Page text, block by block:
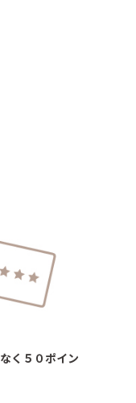
く５０ポイン